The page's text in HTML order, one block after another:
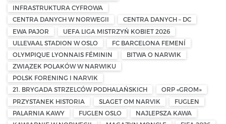
INFRASTRUKTURA CYFROWA
CENTRA DANYCH W NORWEGII
CENTRA DANYCH – DC
EWA PAJOR
UEFA LIGA MISTRZYŃ KOBIET 2026
ULLEVAAL STADION W OSLO
FC BARCELONA FEMENÍ
OLYMPIQUE LYONNAIS FÉMININ
BITWA O NARWIK
ZWIĄZEK POLAKÓW W NARWIKU
POLSK FORENING I NARVIK
21. BRYGADA STRZELCÓW PODHALAŃSKICH
ORP «GROM»
PRZYSTANEK HISTORIA
SLAGET OM NARVIK
FUGLEN
PALARNIA KAWY
FUGLEN OSLO
NAJLEPSZA KAWA